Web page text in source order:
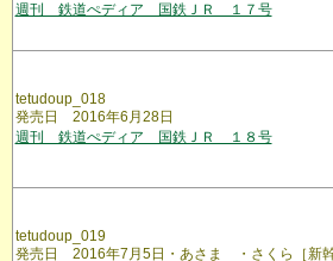
週刊 鉄道ぺディア 国鉄ＪＲ １７号
tetudoup_018
発売日 2016年6月28日
週刊 鉄道ぺディア 国鉄ＪＲ １８号
tetudoup_019
発売日 2016年7月5日・あさま ・さくら［新